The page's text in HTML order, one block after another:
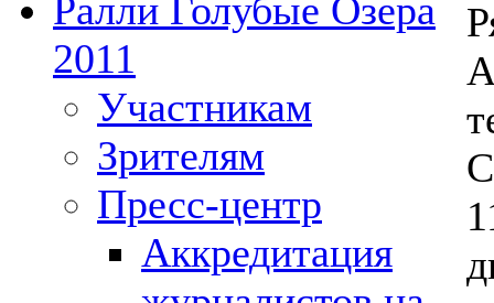
Ралли Голубые Озера
2011
Участникам
Зрителям
Пресс-центр
Аккредитация